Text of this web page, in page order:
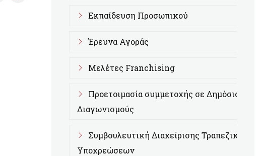
Εκπαίδευση Προσωπικού
Έρευνα Αγοράς
Μελέτες Franchising
Προετοιμασία συμμετοχής σε Δημόσιους
Διαγωνισμούς
Συμβουλευτική Διαχείρισης Τραπεζικών
Υποχρεώσεων